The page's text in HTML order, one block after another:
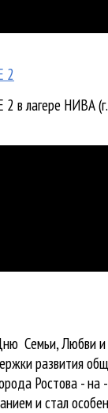
2
лагере НИВА
Семьи, Любви и
развития
Ростова - на
и стал